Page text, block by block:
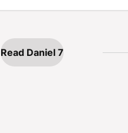
Read Daniel 7